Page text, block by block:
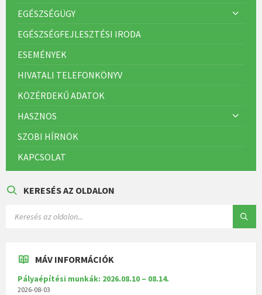
EGÉSZSÉGÜGY
EGÉSZSÉGFEJLESZTÉSI IRODA
ESEMÉNYEK
HIVATALI TELEFONKÖNYV
KÖZÉRDEKŰ ADATOK
HASZNOS
SZOBI HÍRNÖK
KAPCSOLAT
KERESÉS AZ OLDALON
MÁV INFORMÁCIÓK
Pályaépítési munkák: 2026.08.10 – 08.14.
2026-08-03